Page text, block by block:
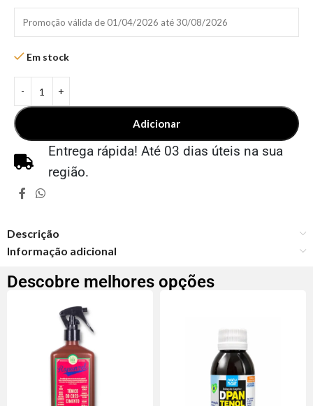
Promoção válida de 01/04/2026 até 30/08/2026
Em stock
Adicionar
Entrega rápida! Até 03 dias úteis na sua
região.
Descrição
Informação adicional
Descobre melhores opções